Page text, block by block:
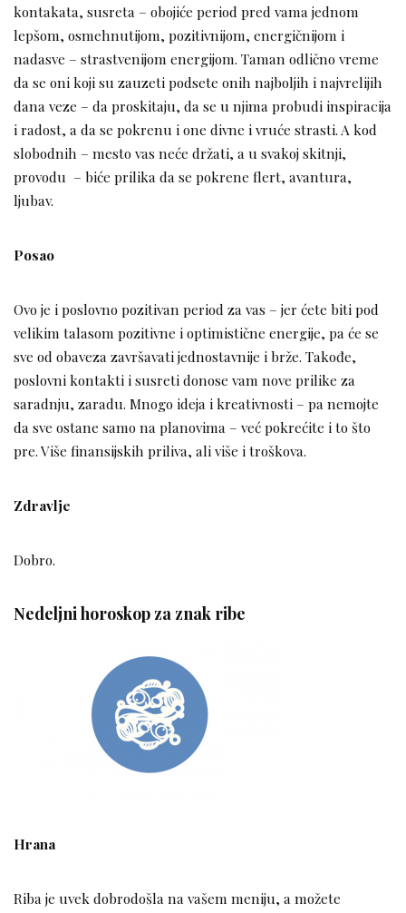
kontakata, susreta – obojiće period pred vama jednom
lepšom, osmehnutijom, pozitivnijom, energičnijom i
nadasve – strastvenijom energijom. Taman odlično vreme
da se oni koji su zauzeti podsete onih najboljih i najvrelijih
dana veze – da proskitaju, da se u njima probudi inspiracija
i radost, a da se pokrenu i one divne i vruće strasti. A kod
slobodnih – mesto vas neće držati, a u svakoj skitnji,
provodu – biće prilika da se pokrene flert, avantura,
ljubav.
Posao
Ovo je i poslovno pozitivan period za vas – jer ćete biti pod
velikim talasom pozitivne i optimistične energije, pa će se
sve od obaveza završavati jednostavnije i brže. Takođe,
poslovni kontakti i susreti donose vam nove prilike za
saradnju, zaradu. Mnogo ideja i kreativnosti – pa nemojte
da sve ostane samo na planovima – već pokrećite i to što
pre. Više finansijskih priliva, ali više i troškova.
Zdravlje
Dobro.
Nedeljni horoskop za znak ribe
Hrana
Riba je uvek dobrodošla na vašem meniju, a možete